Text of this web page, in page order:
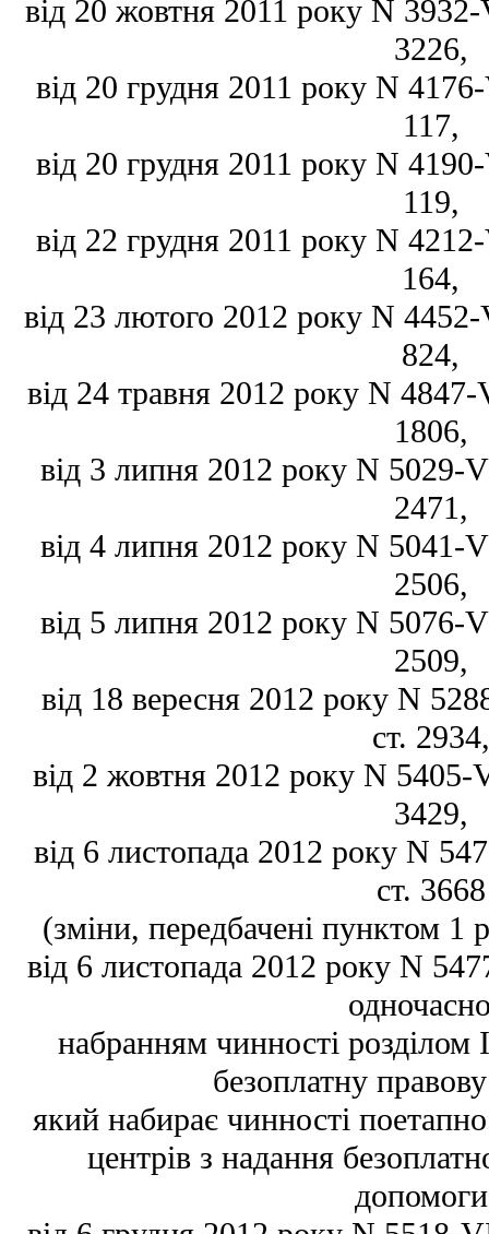
від 20 жовтня 2011 року N
3226,
від 20 грудня 2011 року N
117,
від 20 грудня 2011 року N
119,
від 22 грудня 2011 року N
164,
від 23 лютого 2012 року N
824,
від 24 травня 2012 року N
1806,
від 3 липня 2012 року N
2471,
від 4 липня 2012 року N
2506,
від 5 липня 2012 року N
2509,
від 18 вересня 2012 року N
ст. 2934,
від 2 жовтня 2012 року N
3429,
від 6 листопада 2012 року N
ст. 3668
(зміни, передбачені пунктом 1
від 6 листопада 2012 року N
набранням чинності
безоплатну
який набирає чинності
центрів з надання